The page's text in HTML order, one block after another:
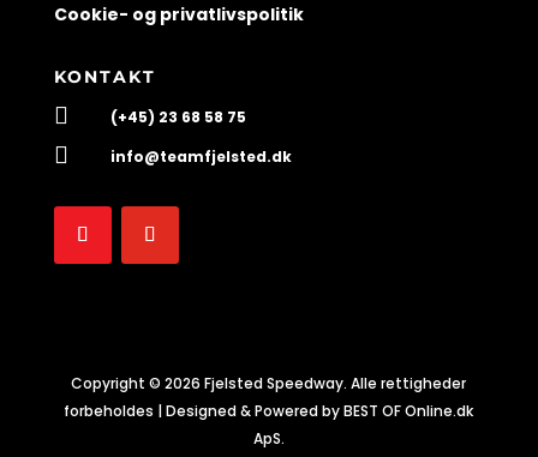
Cookie- og privatlivspolitik
KONTAKT
 (+45) 23 68 58 75
 info@teamfjelsted.dk
Copyright © 2026 Fjelsted Speedway. Alle rettigheder
forbeholdes | Designed & Powered by BEST OF Online.dk
ApS.